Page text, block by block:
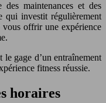
des maintenances et des
qui investit régulièrement
vous offrir une expérience
gage d’un entraînement
fitness réussie.
horaires